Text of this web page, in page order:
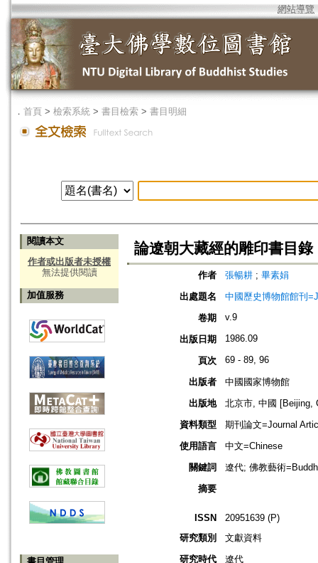
網站導覽
． 首頁 > 檢索系統 > 書目檢索 > 書目明細
閱讀本文
作者或出版者未授權
無法提供閱讀
加值服務
論遼朝大藏經的雕印書目錄
作者 張暢耕 ; 畢素娟
出處題名
中國歷史博物館館刊
卷期
v.9
出版日期 1986.09
頁次 69 - 89, 96
出版者
中國國家博物館
出版地
北京市, 中國 [Beijing,
資料類型
期刊論文=Journal
使用語言
中文=Chinese
關鍵詞
遼代; 佛教藝術
摘要
ISSN
20951639 (P)
研究類別
文獻資料
研究時代
遼代